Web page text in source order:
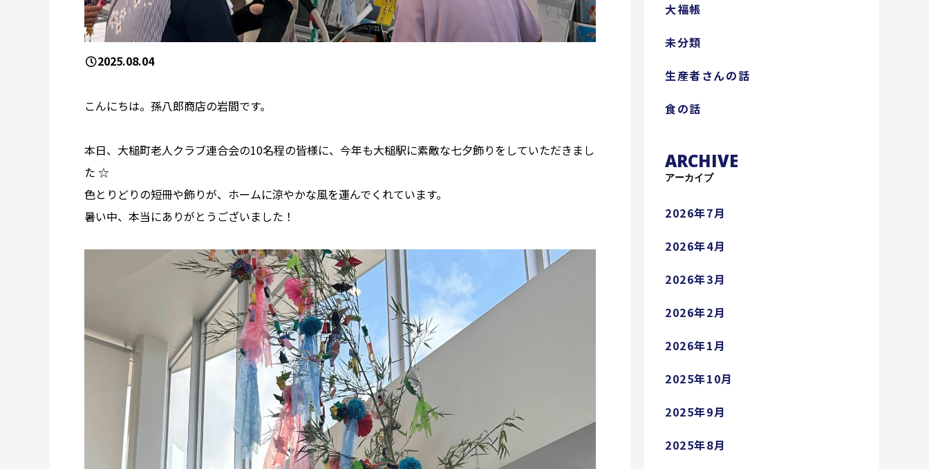
2025.08.04
こんにちは。孫八郎商店の岩間です。
本日、大槌町老人クラブ連合会の10名程の皆様に、今年も大槌駅に素敵な七夕飾りをしていただきまし
た ☆
色とりどりの短冊や飾りが、ホームに涼やかな風を運んでくれています。
暑い中、本当にありがとうございました！
大福帳
未分類
生産者さんの話
食の話
ARCHIVE
アーカイブ
2026年7月
2026年4月
2026年3月
2026年2月
2026年1月
2025年10月
2025年9月
2025年8月